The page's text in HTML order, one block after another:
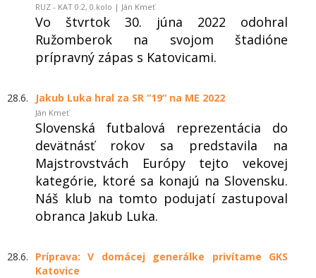
RUZ - KAT 0:2, 0.kolo | Ján Kmeť
Vo štvrtok 30. júna 2022 odohral
Ružomberok na svojom štadióne
prípravný zápas s Katovicami.
28.6. Jakub Luka hral za SR “19“ na ME 2022
Ján Kmeť
Slovenská futbalová reprezentácia do
devätnásť rokov sa predstavila na
Majstrovstvách Európy tejto vekovej
kategórie, ktoré sa konajú na Slovensku.
Náš klub na tomto podujatí zastupoval
obranca Jakub Luka.
28.6.
Príprava: V domácej generálke privítame GKS
Katovice